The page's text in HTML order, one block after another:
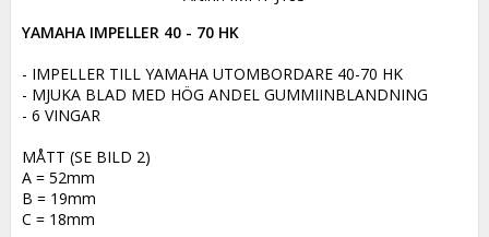
YAMAHA IMPELLER 40 - 70 HK
- IMPELLER TILL YAMAHA UTOMBORDARE 40-70 HK
- MJUKA BLAD MED HÖG ANDEL GUMMIINBLANDNING
- 6 VINGAR
MÅTT (SE BILD 2)
A = 52mm
B = 19mm
C = 18mm